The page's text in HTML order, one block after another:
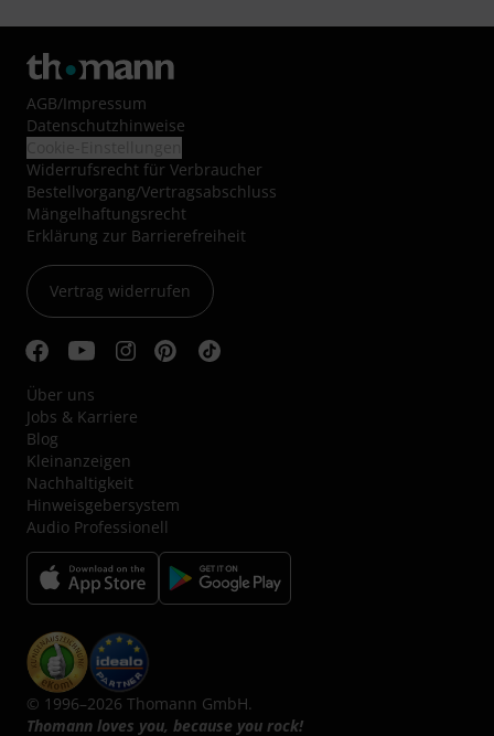
AGB/Impressum
Datenschutzhinweise
Widerrufsrecht für Verbraucher
Bestellvorgang/Vertragsabschluss
Mängelhaftungsrecht
Erklärung zur Barrierefreiheit
Vertrag widerrufen
Über uns
Jobs & Karriere
Blog
Kleinanzeigen
Nachhaltigkeit
Hinweisgebersystem
Audio Professionell
© 1996–2026 Thomann GmbH.
Thomann loves you, because you rock!